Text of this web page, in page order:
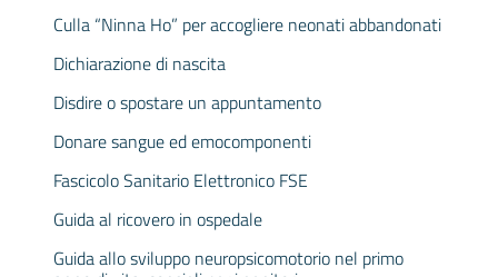
Culla “Ninna Ho” per accogliere neonati abbandonati
Dichiarazione di nascita
Disdire o spostare un appuntamento
Donare sangue ed emocomponenti
Fascicolo Sanitario Elettronico FSE
Guida al ricovero in ospedale
Guida allo sviluppo neuropsicomotorio nel primo